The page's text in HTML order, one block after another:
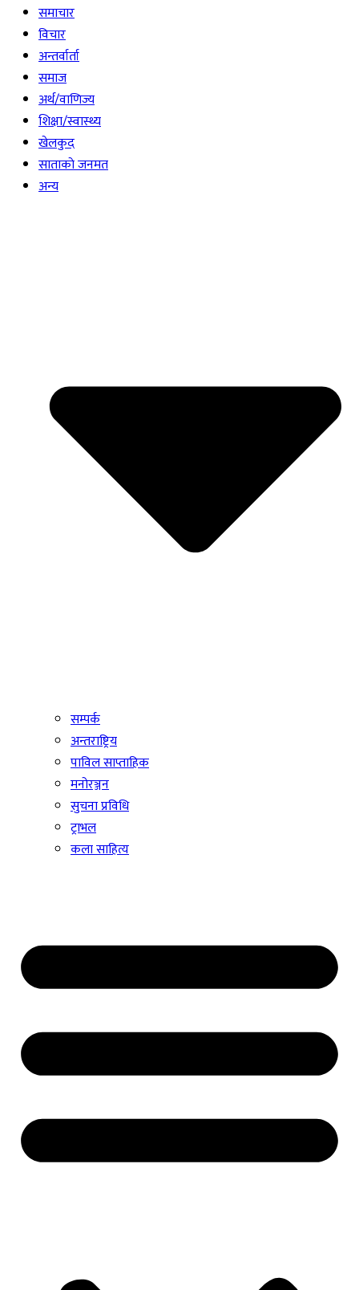
समाचार
विचार
अन्तर्वार्ता
समाज
अर्थ/वाणिज्य
शिक्षा/स्वास्थ्य
खेलकुद
साताकाे जनमत
अन्य
सम्पर्क
अन्तराष्ट्रिय
पाविल साप्ताहिक
मनोरञ्जन
सुचना प्रविधि
ट्राभल
कला साहित्य